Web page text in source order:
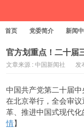
首页 党委简介 新闻
官方划重点！二十届
文章来源 : 中国新闻社 发
中国共产党第二十届
在北京举行，全会审
革、推进中国式现代
情】